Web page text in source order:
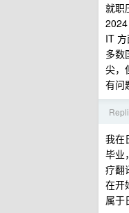
就职
IT
多数
尖，
有问
我在
毕业
疗翻
在开
属于